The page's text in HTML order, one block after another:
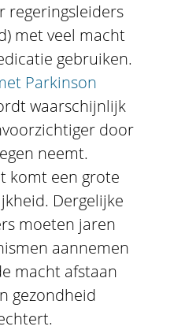
regeringsleiders
met veel macht
gebruiken.
Parkinson
waarschijnlijk
door
neemt.
komt een grote
Dergelijke
moeten jaren
aannemen
macht afstaan
gezondheid